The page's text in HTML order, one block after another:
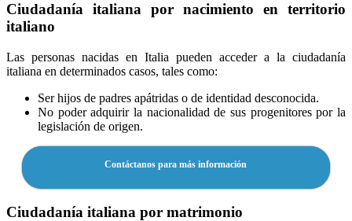
Ciudadanía italiana por nacimiento en territorio
italiano
Las personas nacidas en Italia pueden acceder a la ciudadanía
italiana en determinados casos, tales como:
Ser hijos de padres apátridas o de identidad desconocida.
No poder adquirir la nacionalidad de sus progenitores por la
legislación de origen.
Contáctanos para más información
Ciudadanía italiana por matrimonio